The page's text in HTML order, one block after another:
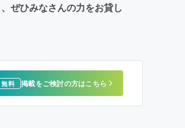
ぜひみなさんの力をお貸し
無料 掲載をご検討の方はこちら